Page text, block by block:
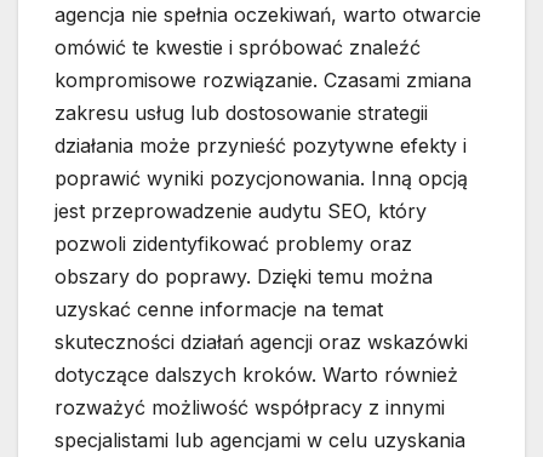
agencja nie spełnia oczekiwań, warto otwarcie
omówić te kwestie i spróbować znaleźć
kompromisowe rozwiązanie. Czasami zmiana
zakresu usług lub dostosowanie strategii
działania może przynieść pozytywne efekty i
poprawić wyniki pozycjonowania. Inną opcją
jest przeprowadzenie audytu SEO, który
pozwoli zidentyfikować problemy oraz
obszary do poprawy. Dzięki temu można
uzyskać cenne informacje na temat
skuteczności działań agencji oraz wskazówki
dotyczące dalszych kroków. Warto również
rozważyć możliwość współpracy z innymi
specjalistami lub agencjami w celu uzyskania